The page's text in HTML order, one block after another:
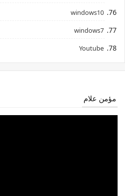
windows10
windows7
Youtube
مؤمن علام